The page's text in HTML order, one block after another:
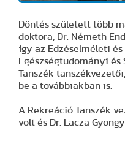
Döntés született több
doktora, Dr. Németh
így az Edzéselméleti
Egészségtudományi
Tanszék
be a továbbiakban is.
A Rekreáció Tanszék
volt és Dr. Lacza